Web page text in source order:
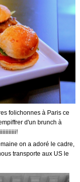
folichonnes à Paris ce
d'un brunch à
on a adoré le cadre,
transporte aux US le